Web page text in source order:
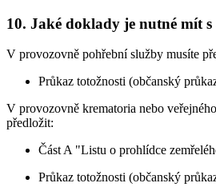
10. Jaké doklady je nutné mít s
V provozovně pohřební služby musíte
Průkaz totožnosti (občanský
V provozovně krematoria nebo
předložit:
Část A "Listu o prohlídce
Průkaz totožnosti (občanský